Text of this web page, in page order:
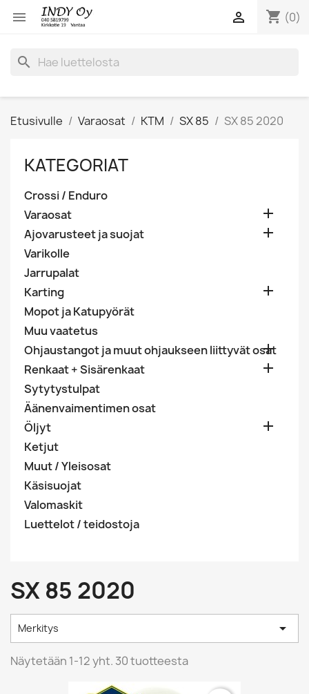
 shopping_cart (0)

search
Etusivulle Varaosat KTM SX 85 SX 85 2020
KATEGORIAT
Crossi / Enduro
Varaosat

Ajovarusteet ja suojat 
Varikolle
Jarrupalat
Karting

Mopot ja Katupyörät
Muu vaatetus
Ohjaustangot ja muut ohjaukseen liittyvät osat

Renkaat + Sisärenkaat 
Sytytystulpat
Äänenvaimentimen osat
Öljyt

Ketjut
Muut / Yleisosat
Käsisuojat
Valomaskit
Luettelot / teidostoja
SX 85 2020
Merkitys 
Näytetään 1-12 yht. 30 tuotteesta